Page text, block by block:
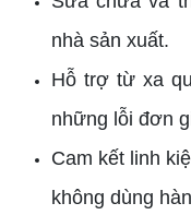
nhà sản xuất.
Hỗ trợ từ xa
những lỗi đơn
Cam kết linh
không dùng